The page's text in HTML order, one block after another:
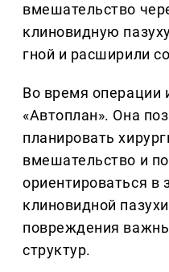
вмешательство
клиновидную
гной и расширили
Во время операции
«Автоплан». Она
планировать
вмешательство и
ориентироваться в
клиновидной
повреждения
структур.